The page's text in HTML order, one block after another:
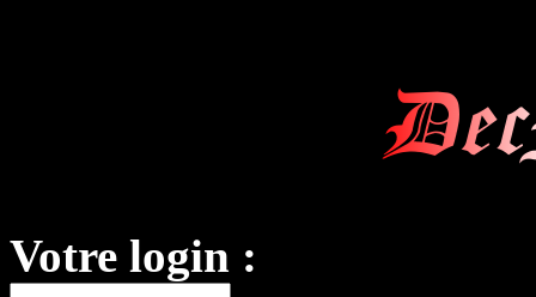
Votre login :